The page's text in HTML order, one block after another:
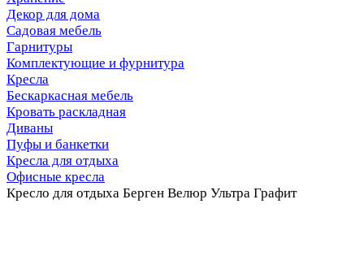
Декор для дома
Садовая мебель
Гарнитуры
Комплектующие и фурнитура
Кресла
Бескаркасная мебель
Кровать раскладная
Диваны
Пуфы и банкетки
Кресла для отдыха
Офисные кресла
Кресло для отдыха Берген Велюр Ультра Графит